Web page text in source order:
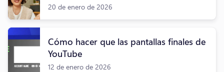
20 de enero de 2026
Cómo hacer que las pantallas finales de
YouTube
12 de enero de 2026